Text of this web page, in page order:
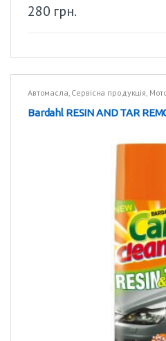
280 грн.
Автомасла, Сервісна продукція,
Bardahl RESIN AND TAR